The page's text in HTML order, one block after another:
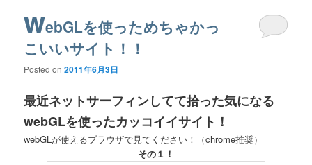
webGLを使っためちゃかっ
こいいサイト！！
Posted on2011年6月3日
最近ネットサーフィンしてて拾った気になる
webGLを使ったカッコイイサイト！
webGLが使えるブラウザで見てください！（chrome推奨）
その１！